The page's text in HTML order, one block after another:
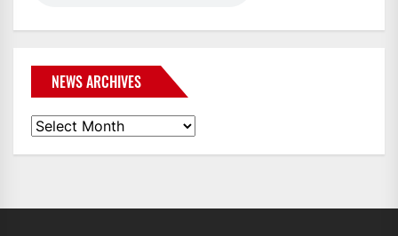
NEWS ARCHIVES
News